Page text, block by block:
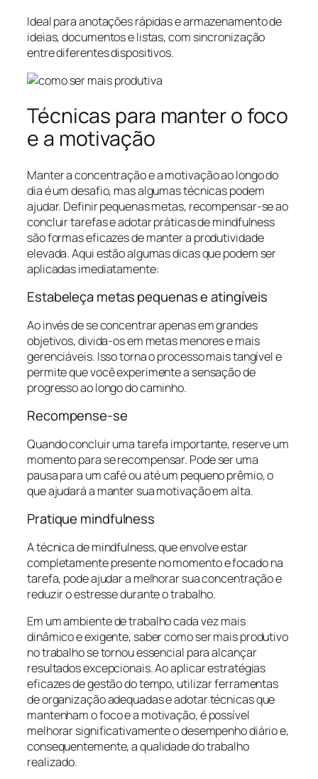
Ideal para anotações rápidas e armazenamento de
ideias, documentos e listas, com sincronização
entre diferentes dispositivos.
Técnicas para manter o foco
e a motivação
Manter a concentração e a motivação ao longo do
dia é um desafio, mas algumas técnicas podem
ajudar. Definir pequenas metas, recompensar-se ao
concluir tarefas e adotar práticas de mindfulness
são formas eficazes de manter a produtividade
elevada. Aqui estão algumas dicas que podem ser
aplicadas imediatamente:
Estabeleça metas pequenas e atingíveis
Ao invés de se concentrar apenas em grandes
objetivos, divida-os em metas menores e mais
gerenciáveis. Isso torna o processo mais tangível e
permite que você experimente a sensação de
progresso ao longo do caminho.
Recompense-se
Quando concluir uma tarefa importante, reserve um
momento para se recompensar. Pode ser uma
pausa para um café ou até um pequeno prêmio, o
que ajudará a manter sua motivação em alta.
Pratique mindfulness
A técnica de mindfulness, que envolve estar
completamente presente no momento e focado na
tarefa, pode ajudar a melhorar sua concentração e
reduzir o estresse durante o trabalho.
Em um ambiente de trabalho cada vez mais
dinâmico e exigente, saber como ser mais produtivo
no trabalho se tornou essencial para alcançar
resultados excepcionais. Ao aplicar estratégias
eficazes de gestão do tempo, utilizar ferramentas
de organização adequadas e adotar técnicas que
mantenham o foco e a motivação, é possível
melhorar significativamente o desempenho diário e,
consequentemente, a qualidade do trabalho
realizado.